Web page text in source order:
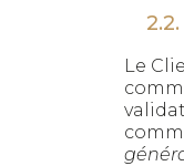
Le